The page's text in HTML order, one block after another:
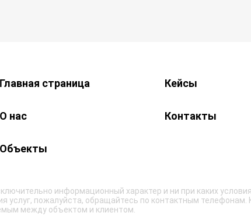
Главная страница
О нас
Объекты
Кейсы
Контакты
информационный характер и ни при каких
пожалуйста, обращайтесь по контактным телефонам.
между объектом и клиентом.